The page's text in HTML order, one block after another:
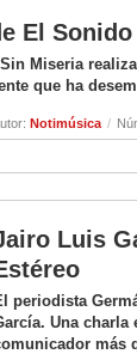
El
Miseria
que ha
Notimúsica /
Luis
periodista
Una charla
más